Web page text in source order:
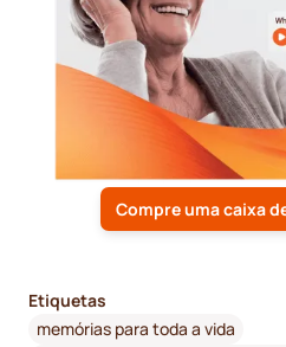
Compre uma caixa
Etiquetas
memórias para toda a vida